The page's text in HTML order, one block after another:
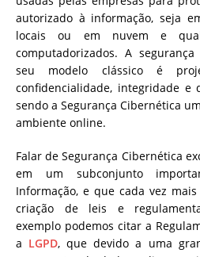
autorizado à informação, seja
locais ou em nuvem e
computadorizados. A
seu modelo clássico é
confidencialidade, integridade e
sendo a Segurança Cibernética
ambiente online.
Falar de Segurança Cibernética
em um subconjunto
Informação, e que cada vez
criação de leis e
exemplo podemos citar a
a LGPD, que devido a uma